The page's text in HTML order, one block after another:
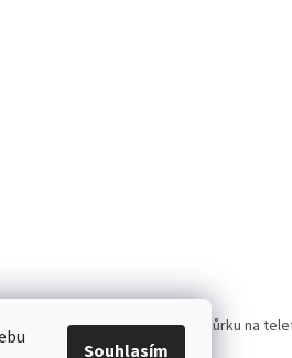
Souhlasím
na šnůrce Jak nasadit šnůrku na